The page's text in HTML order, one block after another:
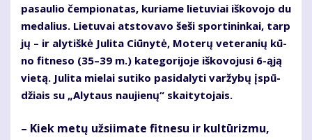
pa­sau­lio čem­pio­na­tas, ku­ria­me lie­tu­viai iš­ko­vo­jo du
me­da­lius. Lie­tu­vai at­sto­va­vo še­ši spor­ti­nin­kai, tarp
jų – ir aly­tiš­kė Ju­li­ta Ciū­ny­tė, Mo­te­rų ve­te­ra­nių kū­
no fit­ne­so (35–39 m.) ka­te­go­ri­jo­je iš­ko­vo­ju­si 6-ąją
vie­tą. Ju­li­ta mie­lai su­ti­ko pa­si­da­ly­ti var­žy­bų įspū­
džiais su „Aly­taus nau­jie­nų“ skai­ty­to­jais.
– Kiek me­tų už­si­i­ma­te fit­ne­su ir kul­tū­riz­mu,